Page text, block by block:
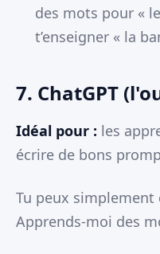
des mots pour «
t’enseigner « la
7. ChatGPT
Idéal pour : les
écrire de bons
Tu peux simplement
Apprends-moi des